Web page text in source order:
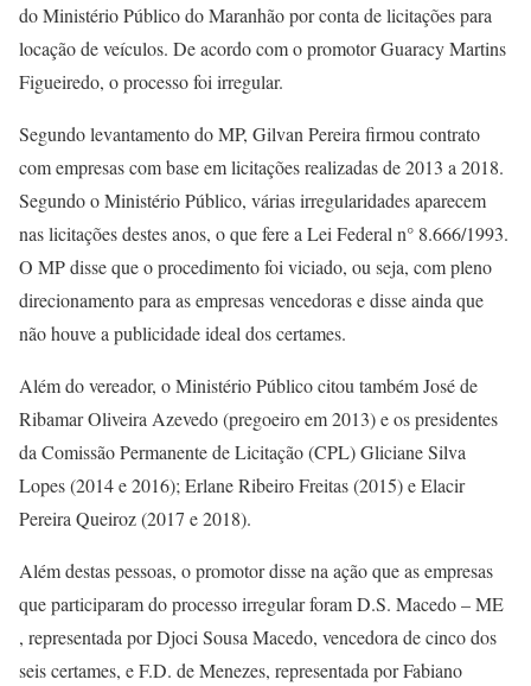
do Ministério Público do Maranhão por conta de licitações para
locação de veículos. De acordo com o promotor Guaracy Martins
Figueiredo, o processo foi irregular.
Segundo levantamento do MP, Gilvan Pereira firmou contrato
com empresas com base em licitações realizadas de 2013 a 2018.
Segundo o Ministério Público, várias irregularidades aparecem
nas licitações destes anos, o que fere a Lei Federal n° 8.666/1993.
O MP disse que o procedimento foi viciado, ou seja, com pleno
direcionamento para as empresas vencedoras e disse ainda que
não houve a publicidade ideal dos certames.
Além do vereador, o Ministério Público citou também José de
Ribamar Oliveira Azevedo (pregoeiro em 2013) e os presidentes
da Comissão Permanente de Licitação (CPL) Gliciane Silva
Lopes (2014 e 2016); Erlane Ribeiro Freitas (2015) e Elacir
Pereira Queiroz (2017 e 2018).
Além destas pessoas, o promotor disse na ação que as empresas
que participaram do processo irregular foram D.S. Macedo – ME
, representada por Djoci Sousa Macedo, vencedora de cinco dos
seis certames, e F.D. de Menezes, representada por Fabiano